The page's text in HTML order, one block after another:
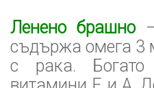
Ленено брашно–
съдържа омега 3
с рака. Богато